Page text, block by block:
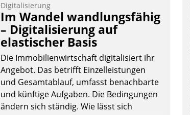
Digitalisierung
Im Wandel wandlungsfähig
– Digitalisierung auf
elastischer Basis
Die Immobilienwirtschaft digitalisiert ihr
Angebot. Das betrifft Einzelleistungen
und Gesamtablauf, umfasst benachbarte
und künftige Aufgaben. Die Bedingungen
ändern sich ständig. Wie lässt sich